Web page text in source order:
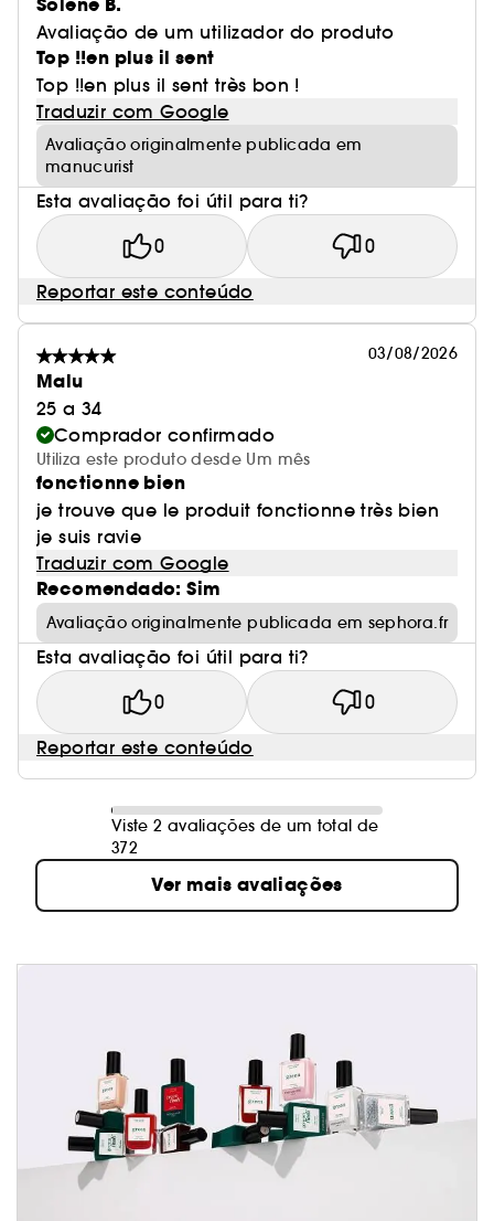
Avaliação de um utilizador do produto
Top !!en plus il sent
Top !!en plus il sent très bon !
Traduzir com Google
Avaliação originalmente publicada em
manucurist
Esta avaliação foi útil para ti?
0 0
Reportar este conteúdo
03/08/2026
Malu
25 a 34
Comprador confirmado
Utiliza este produto desde Um mês
fonctionne bien
je trouve que le produit fonctionne très bien
je suis ravie
Traduzir com Google
Recomendado: Sim
Avaliação originalmente publicada em sephora.fr
Esta avaliação foi útil para ti?
0 0
Reportar este conteúdo
Viste 2 avaliações de um total de
372
Ver mais avaliações